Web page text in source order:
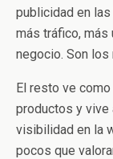
publicidad en
más tráfico, más
negocio. Son los
El resto ve
productos y vive
visibilidad en la
pocos que